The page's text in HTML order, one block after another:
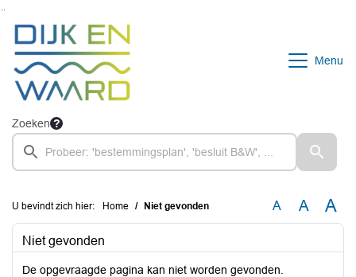
Menu
Zoeken
U bevindt zich hier: Home Niet gevonden A A A
Niet gevonden
De opgevraagde pagina kan niet worden gevonden.